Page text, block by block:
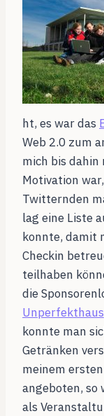
ht, es war das
Web 2.0 zum
mich bis
Motivation
Twitternden
lag eine Liste
konnte, damit
Checkin
teilhaben
die
Unperfekthaus
konnte man
Getränken
meinem
angeboten, so
als